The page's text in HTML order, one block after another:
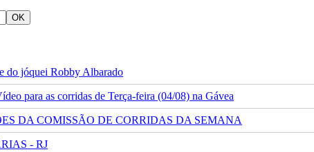
do jóquei Robby Albarado
para as corridas de Terça-feira (04/08) na Gávea
DA COMISSÃO DE CORRIDAS DA SEMANA
- RJ